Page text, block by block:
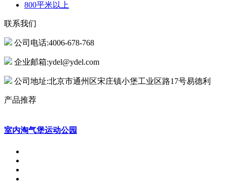
800平米以上
联系我们
公司电话:4006-678-768
企业邮箱:ydel@ydel.com
公司地址:北京市通州区宋庄镇小堡工业区路17号易德利
产品推荐
室内淘气堡运动公园